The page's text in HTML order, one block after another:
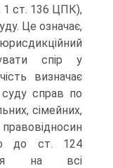
1 ст. 136 ЦПК),
Це означає,
спір у
визначає
справ по
сімейних,
до ст. 124
на всі